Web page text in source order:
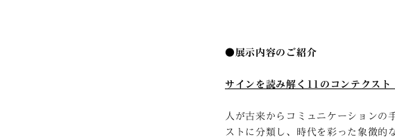
●展示内容のご紹介
サインを読み解く11のコンテクス
人が古来からコミュニケーションの
ストに分類し、時代を彩った象徴